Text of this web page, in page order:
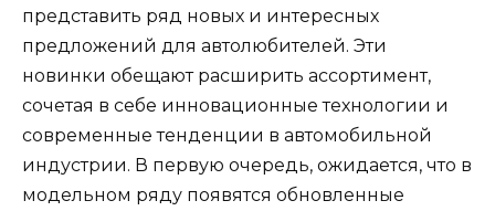
представить ряд новых и интересных
предложений для автолюбителей. Эти
новинки обещают расширить ассортимент,
сочетая в себе инновационные технологии и
современные тенденции в автомобильной
индустрии. В первую очередь, ожидается, что в
модельном ряду появятся обновленные